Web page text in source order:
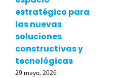
estratégico para
las nuevas
soluciones
constructivas y
tecnológicas
29 mayo, 2026